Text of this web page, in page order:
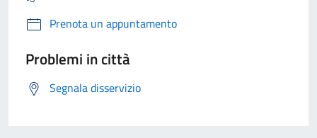
Prenota un appuntamento
Problemi in città
Segnala disservizio